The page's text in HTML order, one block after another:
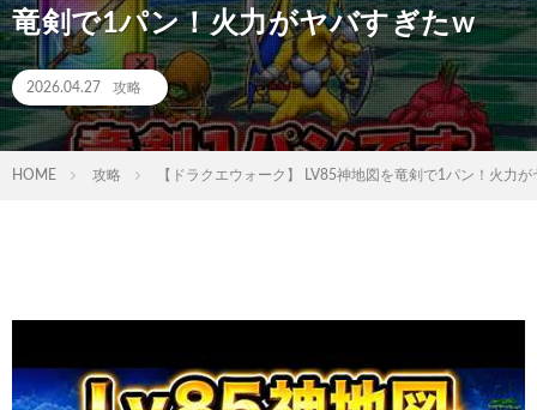
竜剣で1パン！火力がヤバすぎたw
2026.04.27 攻略
HOME 攻略 【ドラクエウォーク】 LV85神地図を竜剣で1パン！火力